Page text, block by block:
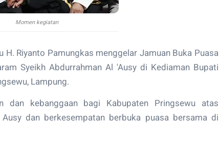
Momen kegiatan
H. Riyanto Pamungkas menggelar Jamuan Buka Puasa
Syeikh Abdurrahman Al 'Ausy di Kediaman Bupati
Lampung.
dan kebanggaan bagi Kabupaten Pringsewu atas
dan berkesempatan berbuka puasa bersama di